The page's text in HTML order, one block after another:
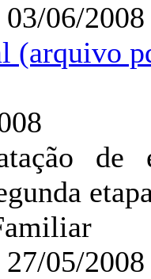
03/06/2008
(arquivo
de
27/05/2008